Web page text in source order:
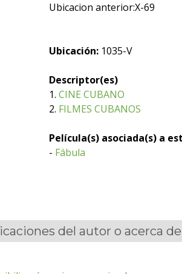
Ubicacion anterior:X-69
Ubicación: 1035-V
Descriptor(es)
1. CINE CUBANO
2. FILMES CUBANOS
Película(s) asociada(s) a
- Fábula
del autor o acerca